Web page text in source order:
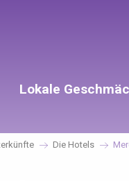
Lokale
Die Hotels